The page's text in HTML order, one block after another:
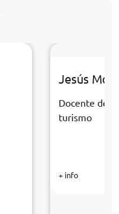
Jesús
Docente de
turismo
+ info